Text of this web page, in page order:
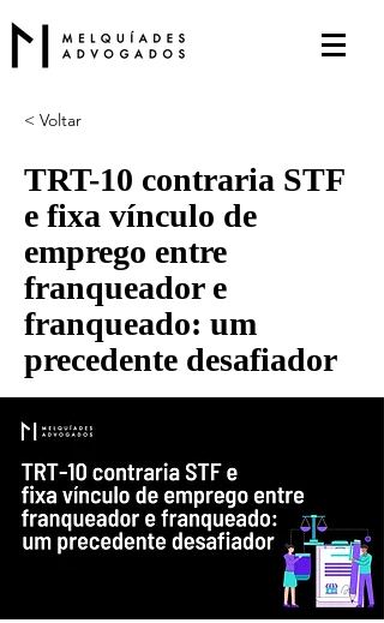
< Voltar
TRT-10 contraria STF
e fixa vínculo de
emprego entre
franqueador e
franqueado: um
precedente desafiador